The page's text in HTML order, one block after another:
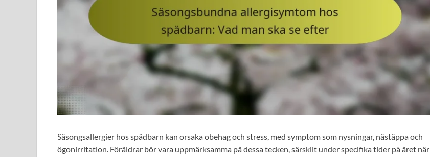
Säsongsallergier hos spädbarn kan orsaka obehag och stress, med symptom som nysningar, nästäppa och
ögonirritation. Föräldrar bör vara uppmärksamma på dessa tecken, särskilt under specifika tider på året när